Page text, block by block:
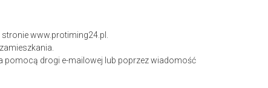
www.protiming24.pl.
pomocą drogi e-mailowej lub poprzez wiadomość